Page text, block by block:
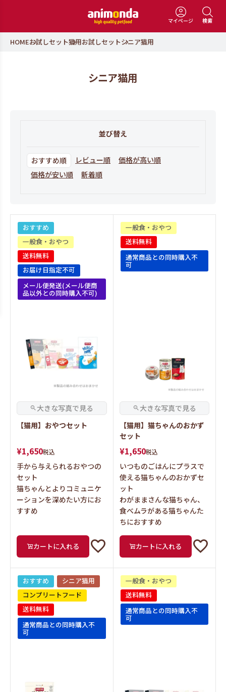
マイページ 検索
HOMEお試しセット猫用お試しセットシニア猫用
シニア猫用
並び替え
おすすめ順 レビュー順
価格が高い順
価格が安い順
新着順
おすすめ
一般食・おやつ
送料無料
お届け日指定不可
メール便発送(メール便商
品以外との同時購入不可)
【猫用】おやつセット
¥1,650税込
手から与えられるおやつの
セット
猫ちゃんとよりコミュニケ
ーションを深めたい方にお
すすめ
カートに入れる
一般食・おやつ
送料無料
通常商品との同時購入不
可
【猫用】猫ちゃんのおかず
セット
¥1,650税込
いつものごはんにプラスで
使える猫ちゃんのおかずセ
ット
わがままさんな猫ちゃん、
食べムラがある猫ちゃんた
ちにおすすめ
カートに入れる
おすすめ
シニア猫用
コンプリートフード
送料無料
通常商品との同時購入不
可
一般食・おやつ
送料無料
通常商品との同時購入不
可